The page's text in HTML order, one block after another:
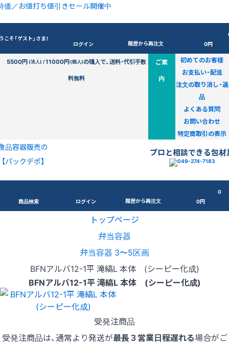
価／お値打ち値引きセール開催中
こそ「ゲスト」さま！
ログイン 履歴から再注文
0円
5500円(法人) /11000円(個人)の購入で、送料・代引手数
料無料
ご案
内
初めてのお客様
お支払い・配送
注文の取り消し・返
品
よくある質問
お問い合わせ
特定商取引の表示
品容器販売の
【パックデポ】
プロと相談できる包材
商品検索 ログイン 履歴から再注文
0
0円
トップページ
弁当容器
弁当容器 3〜5区画
BFNアルバ12-1平 滝縞L 本体 (シーピー化成)
BFNアルバ12-1平 滝縞L 本体 (シーピー化成)
受発注商品
受発注商品は、通常より発送が最長３営業日程遅れる場合がご